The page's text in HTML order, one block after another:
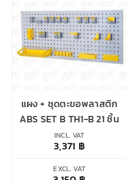
แผง + ชุดตะขอพลาสติก
ABS SET B TH1-B 21 ชิ้น
INCL. VAT
3,371 ฿
EXCL. VAT